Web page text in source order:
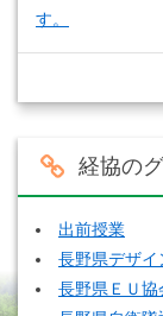
す。
経協の
出前授業
長野県デザイ
長野県ＥＵ協